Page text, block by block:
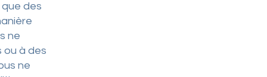
des
ne
ou à des
ne